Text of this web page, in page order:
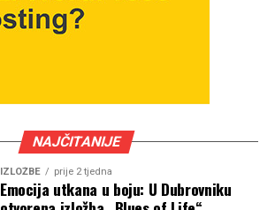
NAJČITANIJE
IZLOŽBE prije 2 tjedna
Emocija utkana u boju: U Dubrovniku